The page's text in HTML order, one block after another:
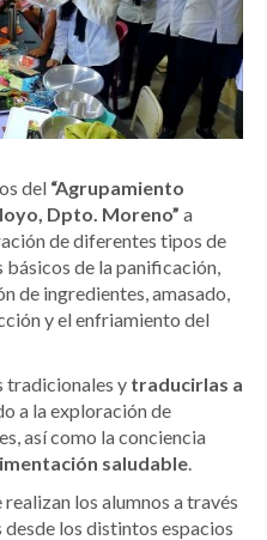
del “Agrupamiento
Dpto. Moreno” a
de diferentes tipos de
básicos de la panificación,
de ingredientes, amasado,
y el enfriamiento del
tradicionales y traducirlas a
a la exploración de
así como la conciencia
saludable.
realizan los alumnos a través
los distintos espacios